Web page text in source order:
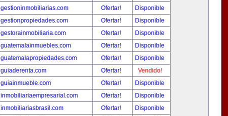
gestioninmobiliarias.com
Ofertar!
Disponible
gestionpropiedades.com
Ofertar!
Disponible
gestorainmobiliaria.com
Ofertar!
Disponible
guatemalainmuebles.com
Ofertar!
Disponible
guatemalapropiedades.com
Ofertar!
Disponible
guiaderenta.com
Ofertar!
Vendido!
guiainmueble.com
Ofertar!
Disponible
inmobiliariaempresarial.com
Ofertar!
Disponible
inmobiliariasbrasil.com
Ofertar!
Disponible